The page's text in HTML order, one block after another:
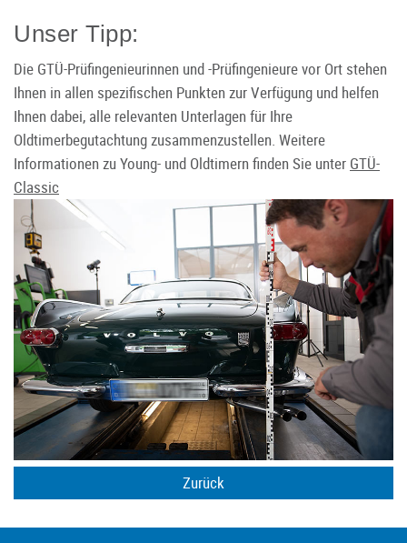
Unser Tipp:
Die GTÜ-Prüfingenieurinnen und -Prüfingenieure vor Ort stehen
Ihnen in allen spezifischen Punkten zur Verfügung und helfen
Ihnen dabei, alle relevanten Unterlagen für Ihre
Oldtimerbegutachtung zusammenzustellen. Weitere
Informationen zu Young- und Oldtimern finden Sie unter GTÜ-
Classic
Zurück